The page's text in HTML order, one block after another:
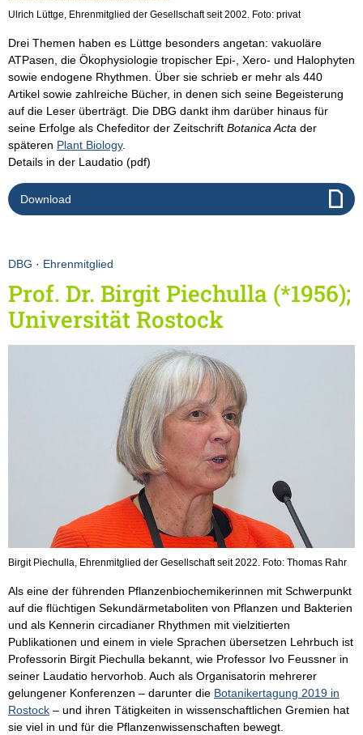
Ulrich Lüttge, Ehrenmitglied der Gesellschaft seit 2002. Foto: privat
Drei Themen haben es Lüttge besonders angetan: vakuoläre
ATPasen, die Ökophysiologie tropischer Epi-, Xero- und Halophyten
sowie endogene Rhythmen. Über sie schrieb er mehr als 440
Artikel sowie zahlreiche Bücher, in denen sich seine Begeisterung
auf die Leser überträgt. Die DBG dankt ihm darüber hinaus für
seine Erfolge als Chefeditor der Zeitschrift Botanica Acta der
späteren Plant Biology.
Details in der Laudatio (pdf)
Download
DBG · Ehrenmitglied
Prof. Dr. Birgit Piechulla (*1956);
Universität Rostock
Birgit Piechulla, Ehrenmitglied der Gesellschaft seit 2022. Foto: Thomas Rahr
Als eine der führenden Pflanzenbiochemikerinnen mit Schwerpunkt
auf die flüchtigen Sekundärmetaboliten von Pflanzen und Bakterien
und als Kennerin circadianer Rhythmen mit vielzitierten
Publikationen und einem in viele Sprachen übersetzen Lehrbuch ist
Professorin Birgit Piechulla bekannt, wie Professor Ivo Feussner in
seiner Laudatio hervorhob. Auch als Organisatorin mehrerer
gelungener Konferenzen – darunter die Botanikertagung 2019 in
Rostock – und ihren Tätigkeiten in wissenschaftlichen Gremien hat
sie viel in und für die Pflanzenwissenschaften bewegt.